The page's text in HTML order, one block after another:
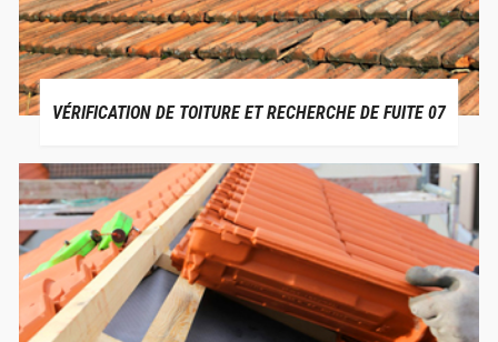
VÉRIFICATION DE TOITURE ET RECHERCHE DE FUITE 07